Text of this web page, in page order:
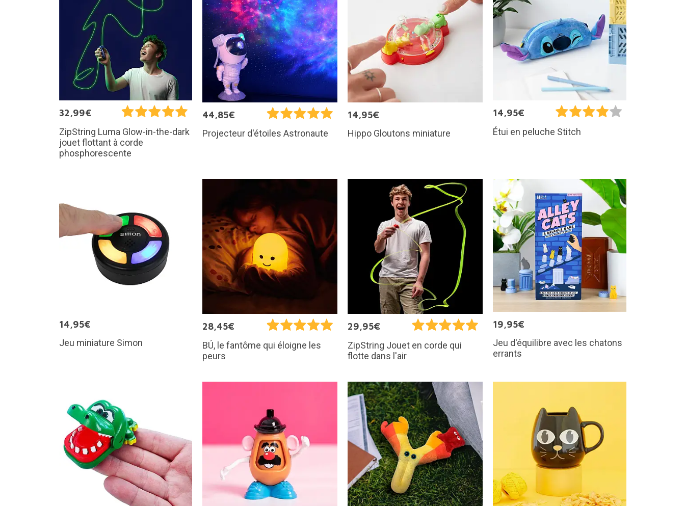
32,99€
ZipString Luma Glow-in-the-dark
jouet flottant à corde
phosphorescente
44,85€
Projecteur d'étoiles Astronaute
14,95€
Hippo Gloutons miniature
14,95€
Étui en peluche Stitch
14,95€
Jeu miniature Simon
28,45€
BÚ, le fantôme qui éloigne les
peurs
29,95€
ZipString Jouet en corde qui
flotte dans l'air
19,95€
Jeu d'équilibre avec les chatons
errants